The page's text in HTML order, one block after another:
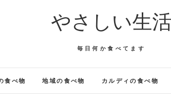
やさしい生活
毎日何か食べてます
食べ物 地域の食べ物 カルディの食べ物